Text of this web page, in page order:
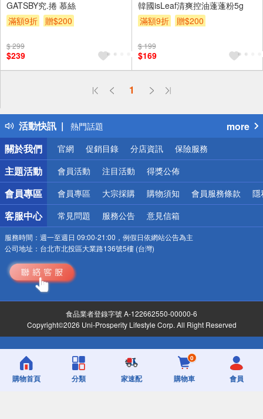
GATSBY究.捲 慕絲
滿額9折
贈$200
$ 299
$239
韓國isLeaf清爽控油蓬蓬粉5g
滿額9折
贈$200
$ 199
$169
1
活動快訊
偏遠地區配送
得獎公告
熱門話題
銀行優惠
偏遠地區配送
詐騙網頁！請小心！
more
關於我們
官網 促銷目錄 分店資訊 保險服務
主題活動 會員活動 注目活動 得獎公佈
會員專區 會員專區 大宗採購 購物須知 會員服務條款 隱
客服中心 常見問題 服務公告 意見信箱
服務時間： 週一至週日 09:00-21:00，例假日依網站公告為主
公司地址： 台北市北投區大業路136號5樓 (台灣)
食品業者登錄字號 A-122662550-00000-6
Copyright©2026 Uni-Prosperity Lifestyle Corp. All Right Reserved
購物首頁 分類 家速配
0
購物車 會員